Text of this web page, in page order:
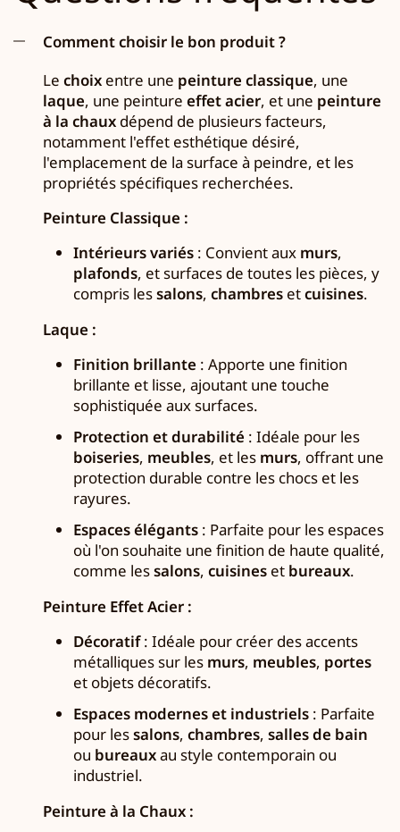
Comment choisir le bon produit ?
Le choix entre une peinture classique, une
laque, une peinture effet acier, et une peinture
à la chaux dépend de plusieurs facteurs,
notamment l'effet esthétique désiré,
l'emplacement de la surface à peindre, et les
propriétés spécifiques recherchées.
Peinture Classique :
Intérieurs variés: Convient aux murs,
plafonds, et surfaces de toutes les pièces, y
compris lessalons, chambresetcuisines.
Laque :
Finition brillante : Apporte une finition
brillante et lisse, ajoutant une touche
sophistiquée aux surfaces.
Protection et durabilité : Idéale pour les
boiseries, meubles, et les murs, offrant une
protection durable contre les chocs et les
rayures.
Espaces élégants: Parfaite pour les espaces
où l'on souhaite une finition de haute qualité,
comme lessalons, cuisineset bureaux.
Peinture Effet Acier :
Décoratif: Idéale pour créer des accents
métalliques sur les murs, meubles, portes
et objets décoratifs.
Espaces modernes et industriels: Parfaite
pour lessalons, chambres, salles de bain
ou bureauxau style contemporain ou
industriel.
Peinture à la Chaux :